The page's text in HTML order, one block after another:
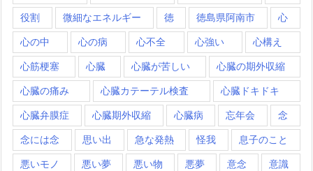
役割 微細なエネルギー 徳 徳島県阿南市 心
心の中 心の病 心不全 心強い 心構え
心筋梗塞 心臓 心臓が苦しい 心臓の期外収縮
心臓の痛み 心臓カテーテル検査 心臓ドキドキ
心臓弁膜症 心臓期外収縮 心臓病 忘年会 念
念には念 思い出 急な発熱 怪我 息子のこと
悪いモノ 悪い夢 悪い物 悪夢 意念 意識